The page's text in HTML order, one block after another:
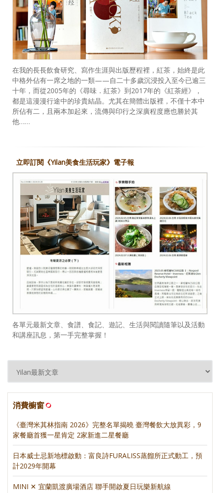
在我的長長飲食研究、寫作生涯與出版歷程裡，紅茶，始終是此
中格外佔有一席之地的一類——自二十多歲沉浸投入至今已逾三
十年，而從2005年的《尋味．紅茶》到2017年的《紅茶經》，
都是這漫漫行途中的珍貴結晶。尤其在簡體出版裡，不僅十本中
所佔有二，且兩本加起來，流傳與印行之深廣程度應也勝於其
他……
立即訂閱《Yilan美食生活玩家》電子報
各單元最新文章、食譜、食記、遊記、生活與閱讀隨筆以及活動
和講座訊息，第一手完整掌握！
消費櫥窗
《臺灣米其林指南 2026》完整名單揭曉 臺灣餐飲大放異彩，9
家餐廳首獲一星肯定 2家新進二星餐廳
日本威士忌新地標啟動：富良詩FURALISS蒸餾所正式動工，預
計2029年開幕
MINI ✕ 宜蘭凱渡廣場酒店 聯手開啟夏日玩樂新航線